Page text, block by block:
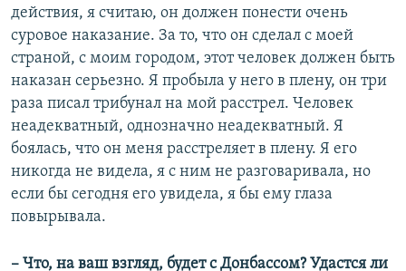
действия, я считаю, он должен понести очень
суровое наказание. За то, что он сделал с моей
страной, с моим городом, этот человек должен быть
наказан серьезно. Я пробыла у него в плену, он три
раза писал трибунал на мой расстрел. Человек
неадекватный, однозначно неадекватный. Я
боялась, что он меня расстреляет в плену. Я его
никогда не видела, я с ним не разговаривала, но
если бы сегодня его увидела, я бы ему глаза
повырывала.
– Что, на ваш взгляд, будет с Донбассом? Удастся ли